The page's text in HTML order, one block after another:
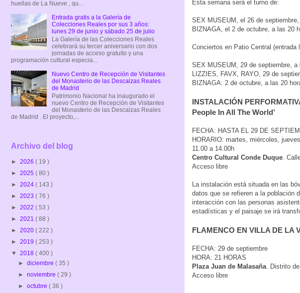
Esta semana será el turno de:
SEX MUSEUM, el 26 de
BIZNAGA, el 2 de octubre, a las 20
Conciertos en Patio Central (entrada
SEX MUSEUM, 29 de septiembre, a
LIZZIES, FAVX, RAYO, 29 de
BIZNAGA: 2 de octubre, a las 20
INSTALACIÓN
People In All The World’
FECHA: HASTA EL 29 DE
HORARIO: martes, miércoles,
11.00 a 14.00h
Centro Cultural Conde Duque .
Acceso libre
La instalación está situada en las
datos que se refieren a la población
interacción con las personas
estadísticas y el paisaje se irá
FLAMENCO EN VILLA DE LA
FECHA: 29 de septiembre
HORA: 21 HORAS
Plaza Juan de Malasaña . Distrito
Acceso libre
huellas de La Nueve , qu...
Entrada gratis a la Galería de
Colecciones Reales por sus 3 años:
lunes 29 de junio y sábado 25 de julio
La Galería de las Colecciones Reales
celebrará su tercer aniversario con dos
jornadas de acceso gratuito y una
programación cultural especia...
Nuevo Centro de Recepción de Visitantes
del Monasterio de las Descalzas Reales
de Madrid
Patrimonio Nacional ha inaugurado el
nuevo Centro de Recepción de Visitantes
del Monasterio de las Descalzas Reales
de Madrid . El proyecto,...
Archivo del blog
► 2026 ( 19 )
► 2025 ( 80 )
► 2024 ( 143 )
► 2023 ( 76 )
► 2022 ( 53 )
► 2021 ( 88 )
► 2020 ( 222 )
► 2019 ( 253 )
▼ 2018 ( 400 )
►diciembre( 35 )
►noviembre( 29 )
►octubre( 36 )